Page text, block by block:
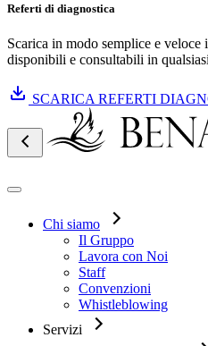
Referti di diagnostica
Scarica in modo semplice e
disponibili e consultabili in
SCARICA REFERTI
Chi siamo
Il Gruppo
Lavora con Noi
Staff
Convenzioni
Whistleblowing
Servizi